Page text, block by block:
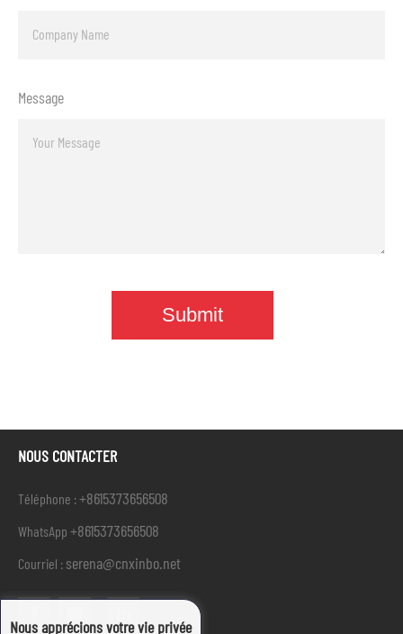
Message
NOUS CONTACTER
Téléphone :+8615373656508
WhatsApp +8615373656508
Courriel : serena@cnxinbo.net
Nous apprécions votre vie privée